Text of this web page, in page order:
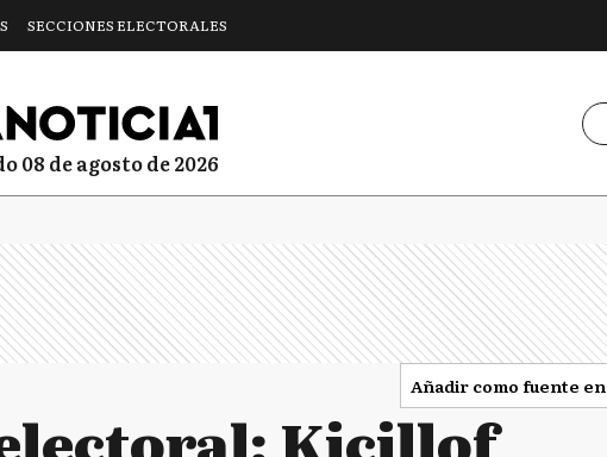
SECCIONES ELECTORALES
08 de agosto de 2026
Añadir como fuente en
Kicillof